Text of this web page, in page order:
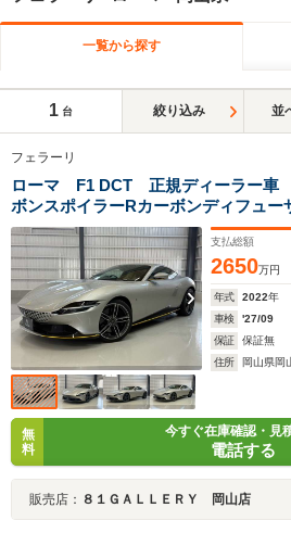
一覧から探す
1 台 絞り込み 並
フェラーリ
ローマ F1 DCT 正規ディーラー
ボンスポイラーRカーボンディフュ
ダイヤモンドホイール マグネライ
ヴァリーノ刺繍 ブラックキャリパ
ー フル電動シート
支払総額
2650万円
年式 2022年
車検
'27/09
保証
保証無
住所
岡山県岡
無
料
今すぐ在庫確認・見
電話する
販売店： ８１ＧＡＬＬＥＲＹ 岡山店